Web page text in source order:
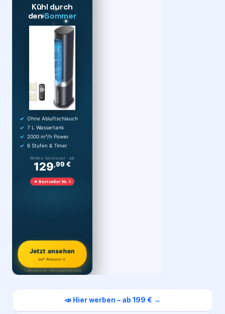
Kühl durch
denSommer
Ohne Abluftschlauch
7 L Wassertank
2000 m³/h Power
6 Stufen & Timer
Midea Sensicool · ab
129,99 €
★ Bestseller Nr. 1
Jetzt ansehen
auf Amazon →
* Affiliate-Link · Preis Stand 06/2026
📣 Hier werben – ab 199 € →